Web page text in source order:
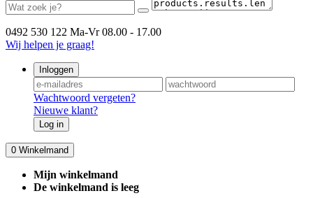
0492 530 122 Ma-Vr 08.00 - 17.00
Wij helpen je graag!
Inloggen
Wachtwoord vergeten?
Nieuwe klant?
Log in
0 Winkelmand
Mijn winkelmand
De winkelmand is leeg